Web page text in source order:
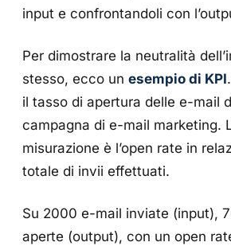
input e confrontandoli con
Per dimostrare la neutralità
stesso, ecco un esempio di KPI
il tasso di apertura delle e-mail
campagna di e-mail marketing.
misurazione è l’open rate in
totale di invii effettuati.
Su 2000 e-mail inviate (input),
aperte (output), con un open